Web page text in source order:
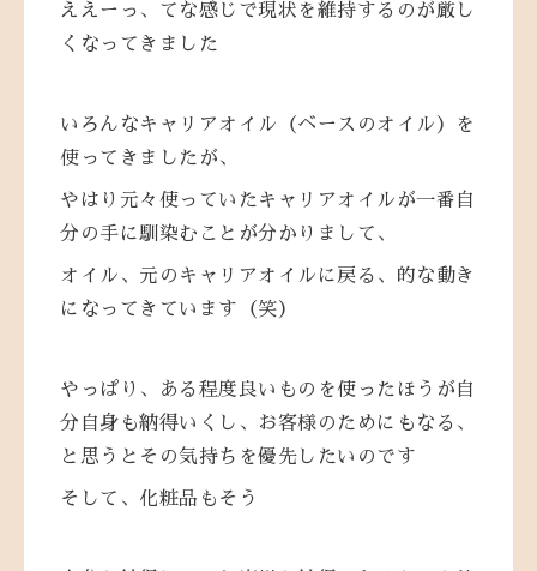
ええーっ、てな感じで現状を維持するのが厳し
くなってきました
いろんなキャリアオイル（ベースのオイル）を
使ってきましたが、
やはり元々使っていたキャリアオイルが一番自
分の手に馴染むことが分かりまして、
オイル、元のキャリアオイルに戻る、的な動き
になってきています（笑）
やっぱり、ある程度良いものを使ったほうが自
分自身も納得いくし、お客様のためにもなる、
と思うとその気持ちを優先したいのです
そして、化粧品もそう